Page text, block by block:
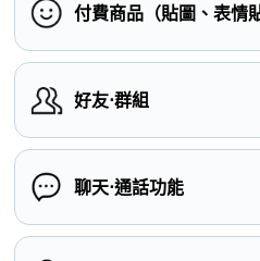
付費商品（貼圖、表情
好友⋅群組
聊天⋅通話功能